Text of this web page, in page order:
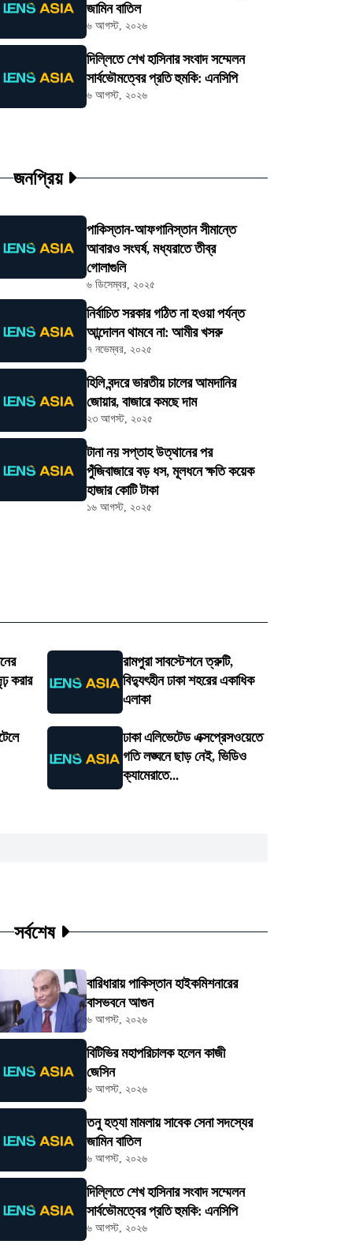
জামিন বাতিল
৬ আগস্ট, ২০২৬
দিল্লিতে শেখ হাসিনার সংবাদ সম্মেলন
সার্বভৌমত্বের প্রতি হুমকি: এনসিপি
৬ আগস্ট, ২০২৬
জনপ্রিয়
পাকিস্তান-আফগানিস্তান সীমান্তে
আবারও সংঘর্ষ, মধ্যরাতে তীব্র
গোলাগুলি
৬ ডিসেম্বর, ২০২৫
নির্বাচিত সরকার গঠিত না হওয়া পর্যন্ত
আন্দোলন থামবে না: আমীর খসরু
৭ নভেম্বর, ২০২৫
হিলি বন্দরে ভারতীয় চালের আমদানির
জোয়ার, বাজারে কমছে দাম
২৩ আগস্ট, ২০২৫
টানা নয় সপ্তাহ উত্থানের পর
পুঁজিবাজারে বড় ধস, মূলধনে ক্ষতি কয়েক
হাজার কোটি টাকা
১৬ আগস্ট, ২০২৫
করার
রামপুরা সাবস্টেশনে ত্রুটি,
বিদ্যুৎহীন ঢাকা শহরের একাধিক
এলাকা
ঢাকা এলিভেটেড এক্সপ্রেসওয়েতে
গতি লঙ্ঘনে ছাড় নেই, ভিডিও
ক্যামেরাতে...
সর্বশেষ
বারিধারায় পাকিস্তান হাইকমিশনারের
বাসভবনে আগুন
৬ আগস্ট, ২০২৬
বিটিভির মহাপরিচালক হলেন কাজী
জেসিন
৬ আগস্ট, ২০২৬
তনু হত্যা মামলায় সাবেক সেনা সদস্যের
জামিন বাতিল
৬ আগস্ট, ২০২৬
দিল্লিতে শেখ হাসিনার সংবাদ সম্মেলন
সার্বভৌমত্বের প্রতি হুমকি: এনসিপি
৬ আগস্ট, ২০২৬